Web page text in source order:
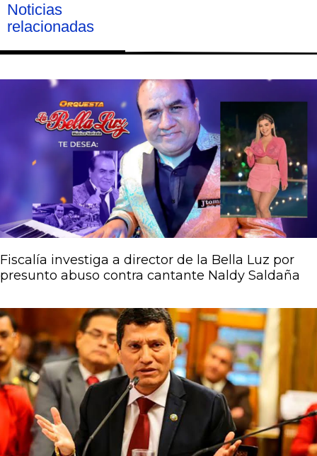
Noticias
relacionadas
Fiscalía investiga a director de la Bella Luz por
presunto abuso contra cantante Naldy Saldaña
PáginaPágina
Página
Página
Página